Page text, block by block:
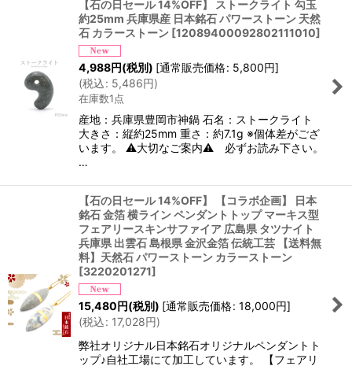
【石の日セール 14%OFF】 ストークライト 勾玉
約25mm 兵庫県産 日本銘石 パワーストーン 天然
石 カラーストーン [12089400092802111010]
4,988円(税別) [通常販売価格: 5,800円]
(税込: 5,486円)
在庫数1点
産地：兵庫県豊岡市神鍋 石名：ストークライト
大きさ：縦約25mm 重さ：約7.1g ※個体差がござ
います。 ⚠大切なご案内⚠ 必ずお読み下さい。
…
【石の日セール 14%OFF】 【コラボ企画】 日本
銘石 金箔 横ライン ペンダントトップ マーキス型
フェアリースキンサファイア 広島県 タツナイト
兵庫県 出雲石 島根県 金沢金箔 伝統工芸 【送料無
料】天然石 パワーストーン カラーストーン
[3220201271]
15,480円(税別) [通常販売価格: 18,000円]
(税込: 17,028円)
弊社オリジナル日本銘石オリジナルペンダントト
ップ♪自社工場にて加工しています。 【フェアリ